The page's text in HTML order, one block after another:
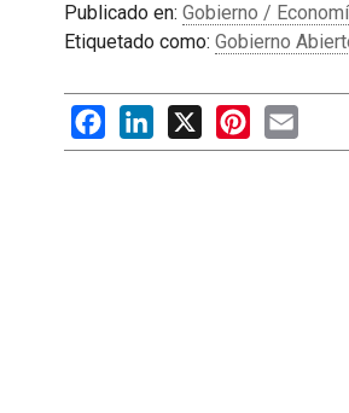
Publicado en: Gobierno /
Etiquetado como: Gobierno
FacebookLinkedIn
X PinterestEmail